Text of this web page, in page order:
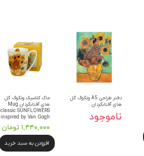
دفتر طراحی A5 ونگوگ گل
های آفتابگردان
ناموجود
ماگ کلاسیک ونگوگ گل
های آفتابگردان Mug
classic SUNFLOWERS
inspired by Van Gogh
۱,۴۴۰,۰۰۰ تومان
افزودن به سبد خرید